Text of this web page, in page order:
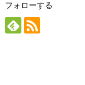
フォローする